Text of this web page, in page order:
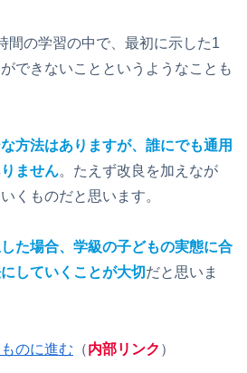
の学習の中で、最初に示した1
できないことというようなことも
方法はありますが、誰にでも通用
ません。たえず改良を加えなが
くものだと思います。
た場合、学級の子どもの実態に合
していくことが大切だと思いま
のに進む （内部リンク ）